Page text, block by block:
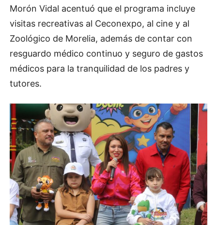
Morón Vidal acentuó que el programa incluye
visitas recreativas al Ceconexpo, al cine y al
Zoológico de Morelia, además de contar con
resguardo médico continuo y seguro de gastos
médicos para la tranquilidad de los padres y
tutores.